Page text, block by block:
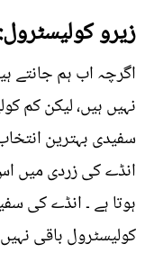
زیرو کولیسٹرول:
اگرچہ اب ہم جانتے
نہیں ہیں، لیکن کم
سفیدی بہترین
انڈے کی زردی میں
ہوتا ہے ۔ انڈے کی
کولیسٹرول باقی